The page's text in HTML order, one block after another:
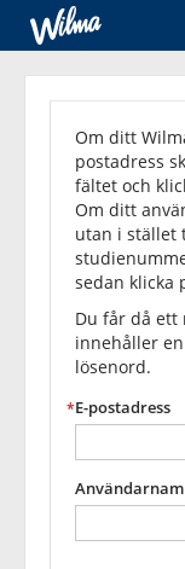
Glömt
lösenordet?
Om ditt
postadress
fältet och
Om ditt
utan i stället
sedan klicka
Du får då ett
innehåller
lösenord.
E-postadress